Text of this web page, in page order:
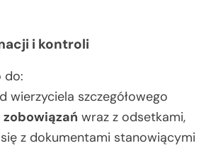
i kontroli
do:
wierzyciela szczegółowego
zobowiązań wraz z odsetkami,
z dokumentami stanowiącymi